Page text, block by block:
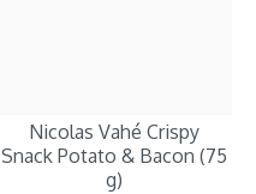
Nicolas Vahé Crispy
Snack Potato & Bacon (75
g)